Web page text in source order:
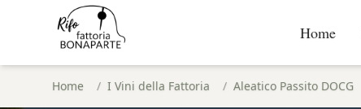
Home
Home / I Vini della Fattoria / Aleatico Passito DOCG